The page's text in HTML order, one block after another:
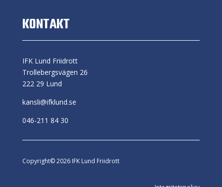
KONTAKT
IFK Lund Friidrott
Trollebergsvägen 26
222 29 Lund
kansli@ifklund.se
046-211 84 30
Copyright© 2026 IFK Lund Friidrott